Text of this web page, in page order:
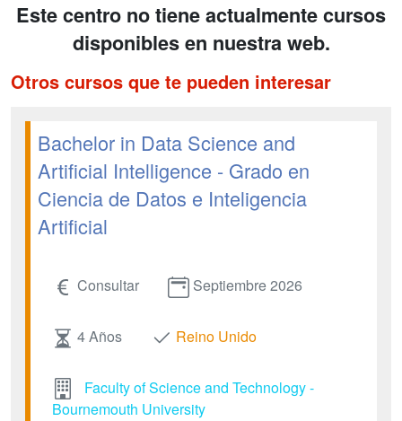
Este centro no tiene actualmente cursos
disponibles en nuestra web.
Otros cursos que te pueden interesar
Bachelor in Data Science and
Artificial Intelligence - Grado en
Ciencia de Datos e Inteligencia
Artificial
Consultar Septiembre 2026
4 Años Reino Unido
Faculty of Science and Technology -
Bournemouth University